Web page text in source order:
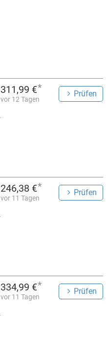
311,99 €*
vor 12 Tagen
Prüfen
246,38 €*
vor 11 Tagen
Prüfen
334,99 €*
vor 11 Tagen
Prüfen